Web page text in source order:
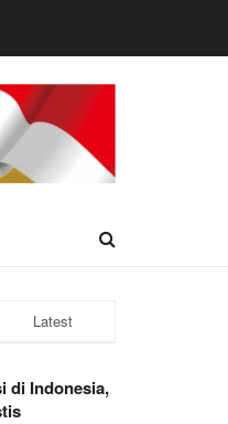
Latest
di Indonesia,